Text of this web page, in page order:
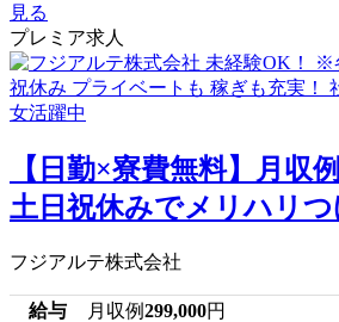
見る
プレミア求人
【日勤×寮費無料】月収
土日祝休みでメリハリつ
フジアルテ株式会社
給与 月収例299,000円